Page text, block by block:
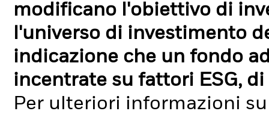
modificano l'obiettivo di
l'universo di investimento
indicazione che un fondo
incentrate su fattori ESG,
Per ulteriori informazioni